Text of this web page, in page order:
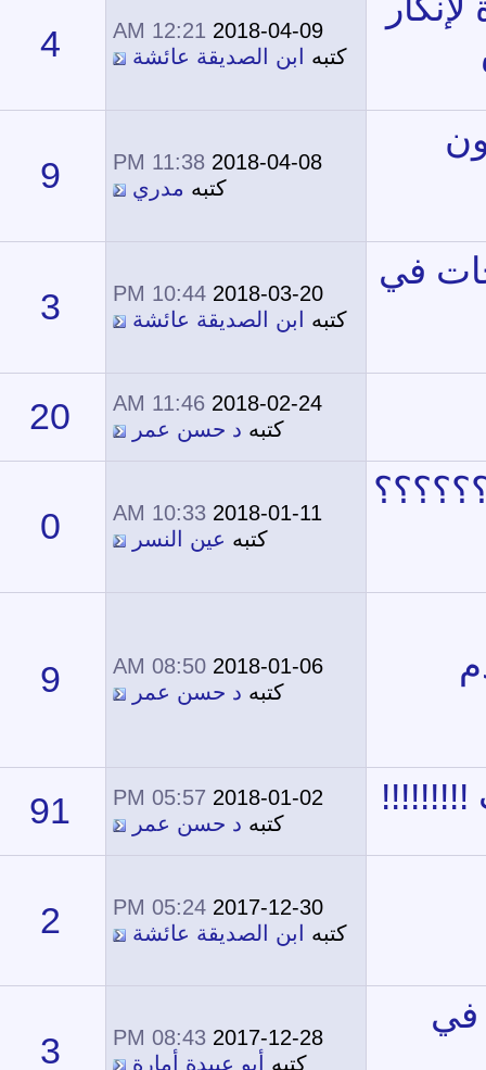
2018-04-09
12:21 AM
ابن الصديقة عائشة 4
13,561
2018-04-08
11:38 PM
9
15,584
2018-03-20
10:44 PM
ابن الصديقة عائشة 3
13,014
11:46 AM
د حسن عمر 20
17,425
10:33 AM
0
11,419
2018-01-06
08:50 AM
د حسن عمر 9
16,744
2018-01-02
05:57 PM
د حسن عمر 91
43,729
05:24 PM
ابن الصديقة عائشة 2
11,861
2017-12-28
08:43 PM
أبو عبيدة أمارة 3
13,103